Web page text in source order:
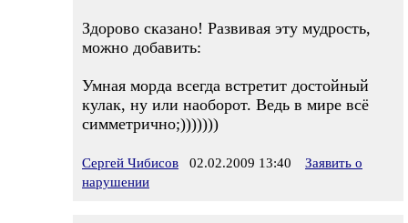
Здорово сказано! Развивая эту мудрость,
можно добавить:
Умная морда всегда встретит достойный
кулак, ну или наоборот. Ведь в мире всё
симметрично;)))))))
Сергей Чибисов 02.02.2009 13:40
Заявить о
нарушении